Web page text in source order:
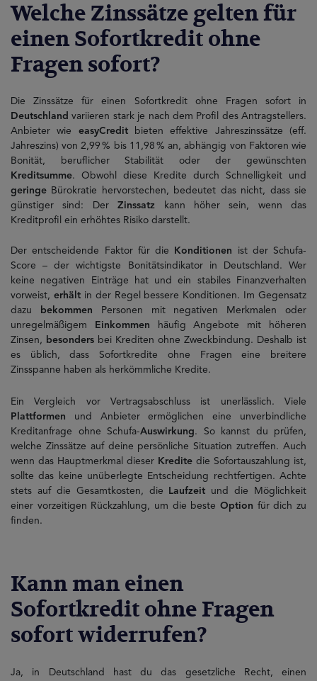
Welche Zinssätze gelten für
einen Sofortkredit ohne
Fragen sofort?
Die Zinssätze für einen Sofortkredit ohne Fragen sofort in
Deutschlandvariieren stark je nach dem Profil des Antragstellers.
Anbieter wie easyCredit
bieten effektive Jahreszinssätze (eff.
Jahreszins) von 2,99 % bis 11,98 % an, abhängig von Faktoren wie
Bonität, beruflicher Stabilität oder der gewünschten
Kreditsumme. Obwohl diese Kredite durch Schnelligkeit und
geringe Bürokratie hervorstechen, bedeutet das nicht, dass sie
günstiger sind: DerZinssatz
kann höher sein, wenn das
Kreditprofil ein erhöhtes Risiko darstellt.
Der entscheidende Faktor für die Konditionen
ist der Schufa-
Score – der wichtigste Bonitätsindikator in Deutschland. Wer
keine negativen Einträge hat und ein stabiles Finanzverhalten
vorweist, erhält in der Regel bessere Konditionen. Im Gegensatz
dazu
bekommen
Personen mit negativen Merkmalen oder
unregelmäßigem
Einkommen
häufig Angebote mit höheren
Zinsen, besonders bei Krediten ohne Zweckbindung. Deshalb ist
es üblich, dass Sofortkredite ohne Fragen eine breitere
Zinsspanne haben als herkömmliche Kredite.
Ein Vergleich vor Vertragsabschluss ist unerlässlich. Viele
Plattformen und Anbieter ermöglichen eine unverbindliche
Kreditanfrage ohne Schufa-Auswirkung. So kannst du prüfen,
welche Zinssätze auf deine persönliche Situation zutreffen. Auch
wenn das Hauptmerkmal dieser Kredite die Sofortauszahlung ist,
sollte das keine unüberlegte Entscheidung rechtfertigen. Achte
stets auf die Gesamtkosten, die
Laufzeit und die Möglichkeit
einer vorzeitigen Rückzahlung, um die beste Option für dich zu
finden.
Kann man einen
Sofortkredit ohne Fragen
sofort widerrufen?
Ja, in Deutschland hast du das gesetzliche Recht, einen